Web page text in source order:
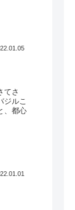
てさ
ジルこ
、都心